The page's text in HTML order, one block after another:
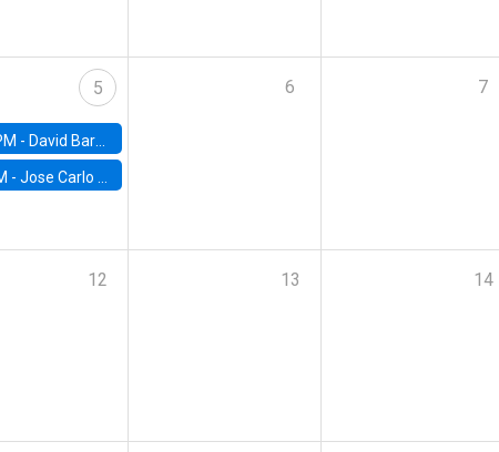
5
- David Bardey, Universidad de los Andes - CEDE
-Jose Carlo Bermudez, UC (ME) & World Bank
6 7
12 13 14